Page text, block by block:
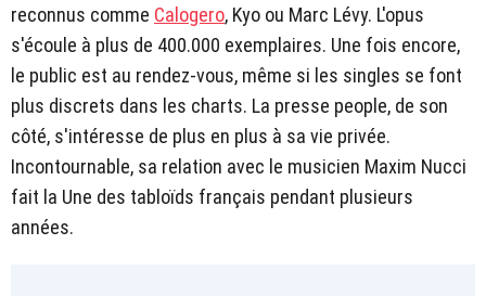
reconnus comme Calogero, Kyo ou Marc Lévy. L'opus
s'écoule à plus de 400.000 exemplaires. Une fois encore,
le public est au rendez-vous, même si les singles se font
plus discrets dans les charts. La presse people, de son
côté, s'intéresse de plus en plus à sa vie privée.
Incontournable, sa relation avec le musicien Maxim Nucci
fait la Une des tabloïds français pendant plusieurs
années.